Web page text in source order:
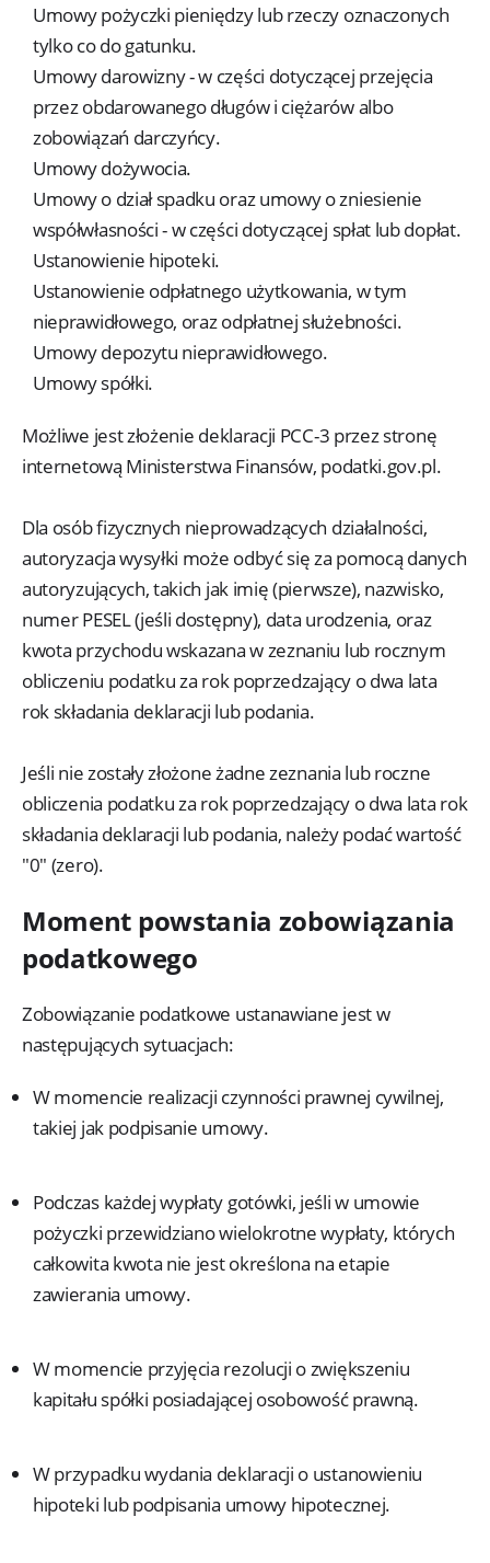
Umowy pożyczki pieniędzy lub rzeczy oznaczonych
tylko co do gatunku.
Umowy darowizny - w części dotyczącej przejęcia
przez obdarowanego długów i ciężarów albo
zobowiązań darczyńcy.
Umowy dożywocia.
Umowy o dział spadku oraz umowy o zniesienie
współwłasności - w części dotyczącej spłat lub dopłat.
Ustanowienie hipoteki.
Ustanowienie odpłatnego użytkowania, w tym
nieprawidłowego, oraz odpłatnej służebności.
Umowy depozytu nieprawidłowego.
Umowy spółki.
Możliwe jest złożenie deklaracji PCC-3 przez stronę
internetową Ministerstwa Finansów, podatki.gov.pl.
Dla osób fizycznych nieprowadzących działalności,
autoryzacja wysyłki może odbyć się za pomocą danych
autoryzujących, takich jak imię (pierwsze), nazwisko,
numer PESEL (jeśli dostępny), data urodzenia, oraz
kwota przychodu wskazana w zeznaniu lub rocznym
obliczeniu podatku za rok poprzedzający o dwa lata
rok składania deklaracji lub podania.
Jeśli nie zostały złożone żadne zeznania lub roczne
obliczenia podatku za rok poprzedzający o dwa lata rok
składania deklaracji lub podania, należy podać wartość
"0" (zero).
Moment powstania zobowiązania
podatkowego
Zobowiązanie podatkowe ustanawiane jest w
następujących sytuacjach:
W momencie realizacji czynności prawnej cywilnej,
takiej jak podpisanie umowy.
Podczas każdej wypłaty gotówki, jeśli w umowie
pożyczki przewidziano wielokrotne wypłaty, których
całkowita kwota nie jest określona na etapie
zawierania umowy.
W momencie przyjęcia rezolucji o zwiększeniu
kapitału spółki posiadającej osobowość prawną.
W przypadku wydania deklaracji o ustanowieniu
hipoteki lub podpisania umowy hipotecznej.